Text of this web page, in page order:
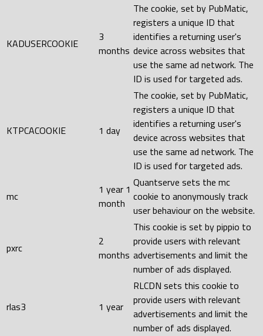
KADUSERCOOKIE
3
months
The cookie, set by PubMatic,
registers a unique ID that
identifies a returning user's
device across websites that
use the same ad network. The
ID is used for targeted ads.
KTPCACOOKIE 1 day
The cookie, set by PubMatic,
registers a unique ID that
identifies a returning user's
device across websites that
use the same ad network. The
ID is used for targeted ads.
mc
1 year 1
month
Quantserve sets the mc
cookie to anonymously track
user behaviour on the website.
pxrc
2
months
This cookie is set by pippio to
provide users with relevant
advertisements and limit the
number of ads displayed.
rlas3 1 year
RLCDN sets this cookie to
provide users with relevant
advertisements and limit the
number of ads displayed.